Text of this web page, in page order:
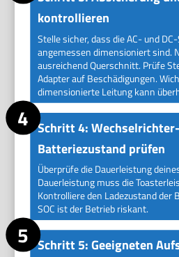
kontrollieren
Stelle sicher, dass die AC- und
angemessen dimensioniert sind.
ausreichend Querschnitt. Prüfe
Adapter auf Beschädigungen.
dimensionierte Leitung kann
Schritt 4:
Batteriezustand prüfen
Überprüfe die Dauerleistung
Dauerleistung muss die
Kontrolliere den Ladezustand der
SOC ist der Betrieb riskant.
Schritt 5: Geeigneten